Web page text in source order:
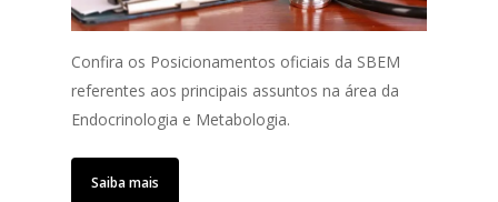
Confira os Posicionamentos oficiais da SBEM
referentes aos principais assuntos na área da
Endocrinologia e Metabologia.
Saiba mais